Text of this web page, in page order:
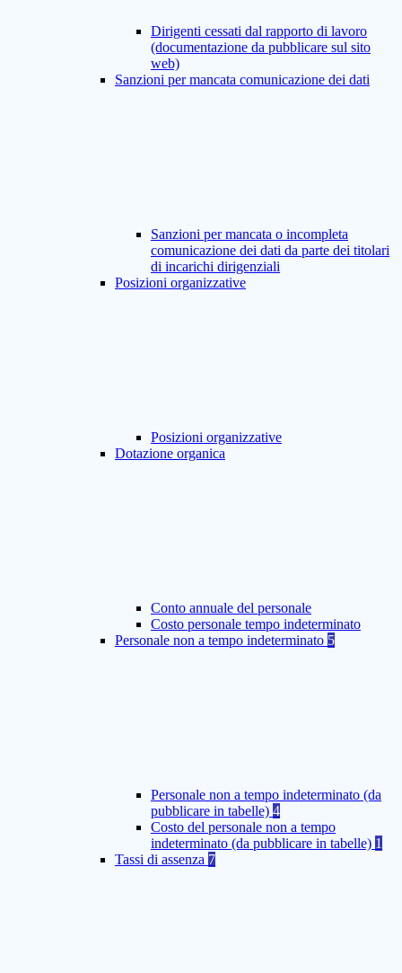
Dirigenti cessati dal rapporto di lavoro
(documentazione da pubblicare sul sito
web)
Sanzioni per mancata comunicazione dei dati
Sanzioni per mancata o incompleta
comunicazione dei dati da parte dei titolari
di incarichi dirigenziali
Posizioni organizzative
Posizioni organizzative
Dotazione organica
Conto annuale del personale
Costo personale tempo indeterminato
Personale non a tempo indeterminato 5
Personale non a tempo indeterminato (da
pubblicare in tabelle) 4
Costo del personale non a tempo
indeterminato (da pubblicare in tabelle) 1
Tassi di assenza 7